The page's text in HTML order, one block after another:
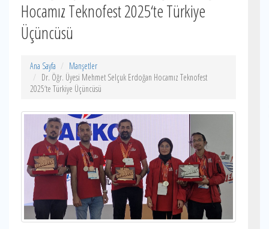
Hocamız Teknofest 2025‘te Türkiye
Üçüncüsü
Ana Sayfa
Manşetler
Dr. Öğr. Üyesi Mehmet Selçuk Erdoğan Hocamız Teknofest
2025‘te Türkiye Üçüncüsü